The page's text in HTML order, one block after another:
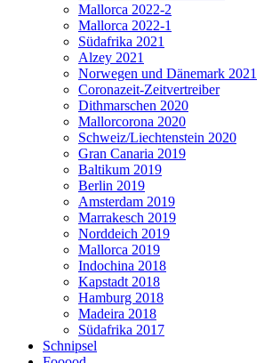
Mallorca 2022-2
Mallorca 2022-1
Südafrika 2021
Alzey 2021
Norwegen und Dänemark 2021
Coronazeit-Zeitvertreiber
Dithmarschen 2020
Mallorcorona 2020
Schweiz/Liechtenstein 2020
Gran Canaria 2019
Baltikum 2019
Berlin 2019
Amsterdam 2019
Marrakesch 2019
Norddeich 2019
Mallorca 2019
Indochina 2018
Kapstadt 2018
Hamburg 2018
Madeira 2018
Südafrika 2017
Schnipsel